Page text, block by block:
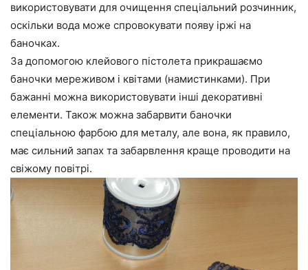
використовувати для очищення спеціальний розчинник,
оскільки вода може спровокувати появу іржі на
баночках.
За допомогою клейового пістолета прикрашаємо
баночки мереживом і квітами (намистинками). При
бажанні можна використовувати інші декоративні
елементи. Також можна забарвити баночки
спеціальною фарбою для металу, але вона, як правило,
має сильний запах та забарвлення краще проводити на
свіжому повітрі.